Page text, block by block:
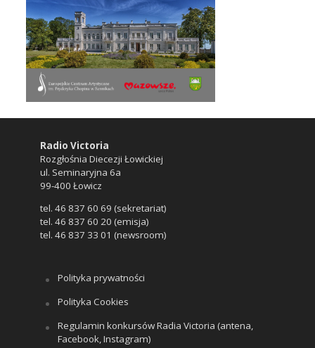
Radio Victoria
Rozgłośnia Diecezji Łowickiej
ul. Seminaryjna 6a
99-400 Łowicz
tel. 46 837 60 69 (sekretariat)
tel. 46 837 60 20 (emisja)
tel. 46 837 33 01 (newsroom)
Polityka prywatności
Polityka Cookies
Regulamin konkursów Radia Victoria (antena,
Facebook, Instagram)